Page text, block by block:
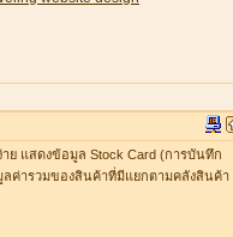
ย แสดงข้อมูล Stock Card (การบันทึก
ค่ารวมของสินค้าที่มีแยกตามคลังสินค้า